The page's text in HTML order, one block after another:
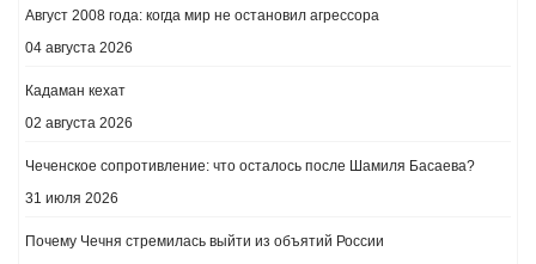
Август 2008 года: когда мир не остановил агрессора
04 августа 2026
Кадаман кехат
02 августа 2026
Чеченское сопротивление: что осталось после Шамиля Басаева?
31 июля 2026
Почему Чечня стремилась выйти из объятий России